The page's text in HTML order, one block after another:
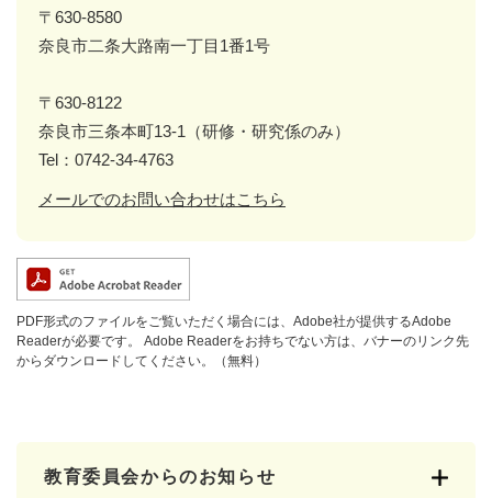
〒630-8580
奈良市二条大路南一丁目1番1号
〒630-8122
奈良市三条本町13-1（研修・研究係のみ）
Tel：0742-34-4763
メールでのお問い合わせはこちら
PDF形式のファイルをご覧いただく場合には、Adobe社が提供するAdobe
Readerが必要です。
Adobe Readerをお持ちでない方は、バナーのリンク先
からダウンロードしてください。（無料）
教育委員会からのお知らせ